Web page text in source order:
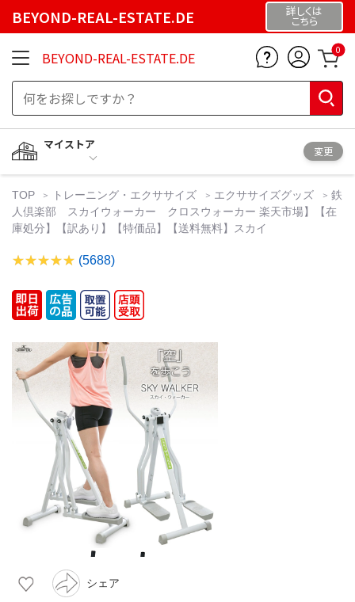
BEYOND-REAL-ESTATE.DE 詳しくは
こちら
BEYOND-REAL-ESTATE.DE 0
マイストア
変更
TOP トレーニング・エクササイズ エクササイズグッズ
鉄
人倶楽部 スカイウォーカー クロスウォーカー 楽天市場】【在
庫処分】【訳あり】【特価品】【送料無料】スカイ
(5688)
シェア